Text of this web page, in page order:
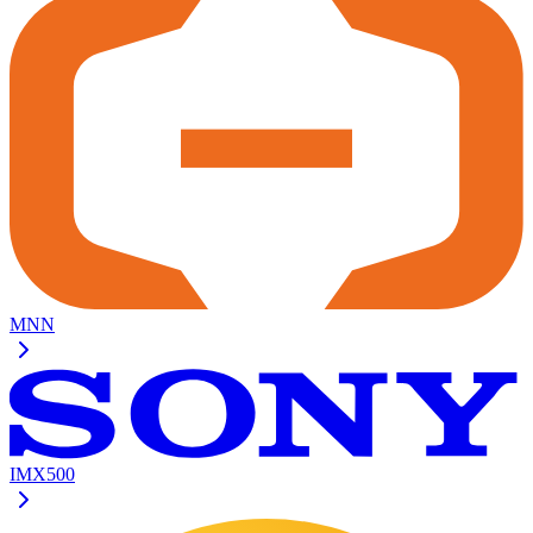
MNN
IMX500